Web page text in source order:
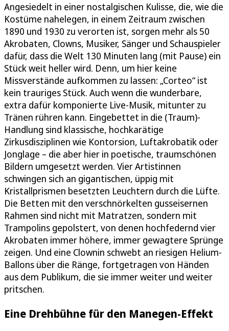
Angesiedelt in einer nostalgischen Kulisse, die, wie die
Kostüme nahelegen, in einem Zeitraum zwischen
1890 und 1930 zu verorten ist, sorgen mehr als 50
Akrobaten, Clowns, Musiker, Sänger und Schauspieler
dafür, dass die Welt 130 Minuten lang (mit Pause) ein
Stück weit heller wird. Denn, um hier keine
Missverstände aufkommen zu lassen: „Corteo“ ist
kein trauriges Stück. Auch wenn die wunderbare,
extra dafür komponierte Live-Musik, mitunter zu
Tränen rühren kann. Eingebettet in die (Traum)-
Handlung sind klassische, hochkarätige
Zirkusdisziplinen wie Kontorsion, Luftakrobatik oder
Jonglage – die aber hier in poetische, traumschönen
Bildern umgesetzt werden. Vier Artistinnen
schwingen sich an gigantischen, üppig mit
Kristallprismen besetzten Leuchtern durch die Lüfte.
Die Betten mit den verschnörkelten gusseisernen
Rahmen sind nicht mit Matratzen, sondern mit
Trampolins gepolstert, von denen hochfedernd vier
Akrobaten immer höhere, immer gewagtere Sprünge
zeigen. Und eine Clownin schwebt an riesigen Helium-
Ballons über die Ränge, fortgetragen von Händen
aus dem Publikum, die sie immer weiter und weiter
pritschen.
Eine Drehbühne für den Manegen-Effekt